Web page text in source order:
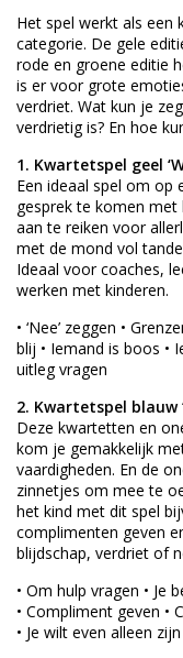
Het spel werkt als een
categorie. De gele
rode en groene editie
is er voor grote
verdriet. Wat kun je
verdrietig is? En hoe
1. Kwartetspel geel
Een ideaal spel om op
gesprek te komen met
aan te reiken voor
met de mond vol
Ideaal voor coaches,
werken met kinderen.
• ‘Nee’ zeggen •
blij • Iemand is boos •
uitleg vragen
2. Kwartetspel blauw
Deze kwartetten en
kom je gemakkelijk
vaardigheden. En de
zinnetjes om mee te
het kind met dit spel
complimenten geven
blijdschap, verdriet of
• Om hulp vragen • Je
• Compliment geven •
• Je wilt even alleen